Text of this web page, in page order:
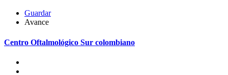
Guardar
Avance
Centro Oftalmológico Sur colombiano